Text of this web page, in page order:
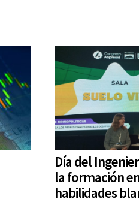
Día del
la formación
habilidades